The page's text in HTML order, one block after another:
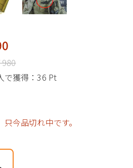
で獲得：36 Pt
今品切れ中です。